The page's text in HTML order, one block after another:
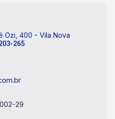
Ozi, 400 - Vila Nova
265
29